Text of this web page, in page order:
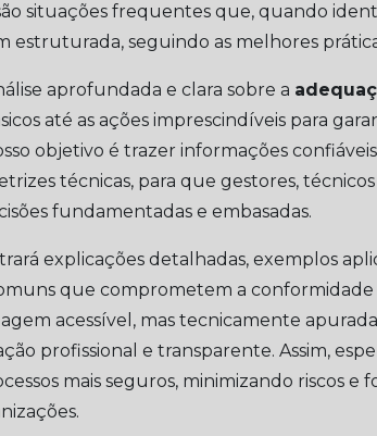
situações frequentes que, quando
estruturada, seguindo as melhores
aprofundada e clara sobre a
até as ações imprescindíveis para
objetivo é trazer informações
técnicas, para que gestores,
fundamentadas e embasadas.
explicações detalhadas, exemplos
que comprometem a conformidade
acessível, mas tecnicamente
profissional e transparente. Assim,
mais seguros, minimizando riscos e